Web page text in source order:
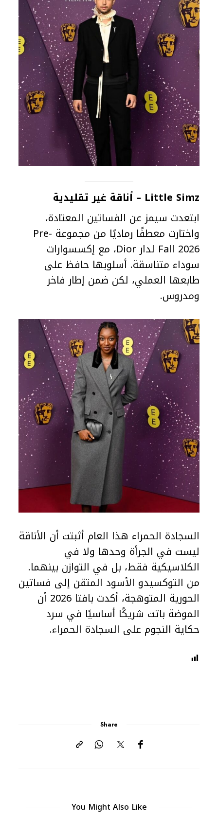
Little Simz – أناقة غير تقليدية
ابتعدت سيمز عن الفساتين المعتادة،
واختارت معطفًا رماديًا من مجموعة Pre-
Fall 2026 لدار Dior، مع إكسسوارات
سوداء متناسقة. أسلوبها حافظ على
طابعها العملي، لكن ضمن إطار فاخر
ومدروس.
السجادة الحمراء هذا العام أثبتت أن الأناقة
ليست في الجرأة وحدها ولا في
الكلاسيكية فقط، بل في التوازن بينهما.
من التوكسيدو الأسود المتقن إلى فساتين
الحورية المتوهجة، أكدت بافتا 2026 أن
الموضة باتت شريكًا أساسيًا في سرد
حكاية النجوم على السجادة الحمراء.
Share
You Might Also Like